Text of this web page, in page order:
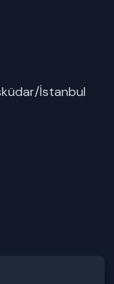
İstanbul